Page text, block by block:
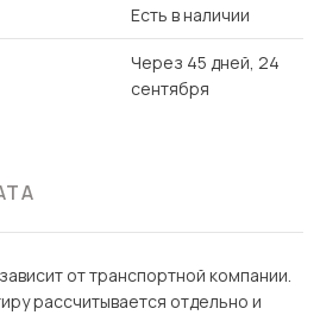
Есть в наличии
Через 45 дней, 24
сентября
зависит от транспортной компании.
рассчитывается отдельно и